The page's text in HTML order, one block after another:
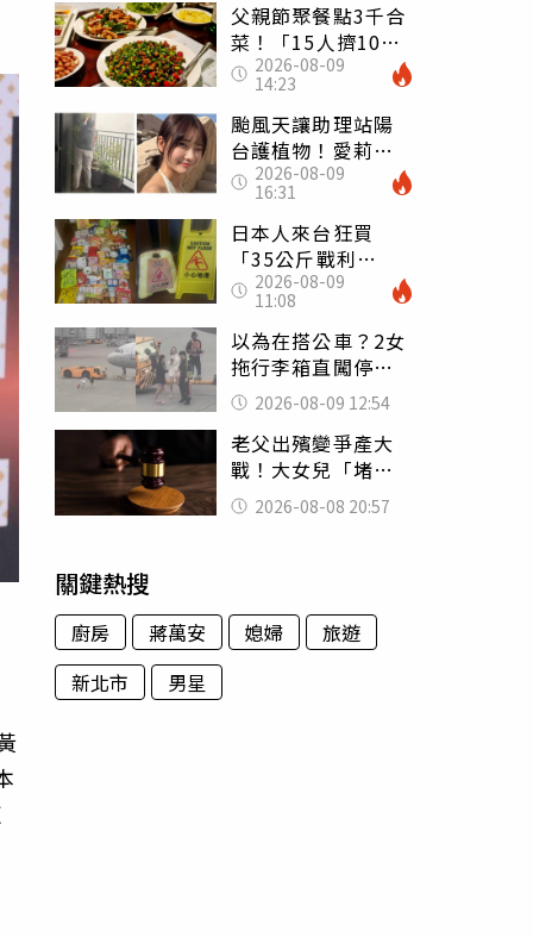
父親節聚餐點3千合
菜！「15人擠10人
桌」她餓到崩潰
網傻眼：讓店家看
笑話
2026-08-09
14:23
颱風天讓助理站陽
台護植物！愛莉莎
莎挨轟 笑回：他
不會被吹出去
2026-08-09
16:31
日本人來台狂買
「35公斤戰利
品」 連拜拜用紅
盤、「小心地滑」
告示牌也帶回家
2026-08-09
11:08
以為在搭公車？2女
拖行李箱直闖停機
坪「揮手攔機」
荒謬影片曝網傻眼
2026-08-09 12:54
老父出殯變爭產大
戰！大女兒「堵門
鎖靈堂」討千萬
法院判決出爐
2026-08-08 20:57
關鍵熱搜
廚房 蔣萬安 媳婦
旅遊
新北市
男星